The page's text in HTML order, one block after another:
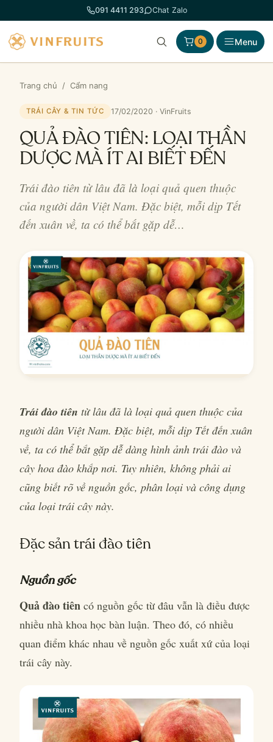
đến
phần
nội
dung
091 4411 293 Chat Zalo
0 Menu
Trang chủ / Cẩm nang
TRÁI CÂY & TIN TỨC 17/02/2020 · VinFruits
QUẢ ĐÀO TIÊN: LOẠI THẦN
DƯỢC MÀ ÍT AI BIẾT ĐẾN
Trái đào tiên từ lâu đã là loại quả quen thuộc
của người dân Việt Nam. Đặc biệt, mỗi dịp Tết
đến xuân về, ta có thể bắt gặp dễ…
Trái đào tiên từ lâu đã là loại quả quen thuộc của
người dân Việt Nam. Đặc biệt, mỗi dịp Tết đến xuân
về, ta có thể bắt gặp dễ dàng hình ảnh trái đào và
cây hoa đào khắp nơi. Tuy nhiên, không phải ai
cũng biết rõ về nguồn gốc, phân loại và công dụng
của loại trái cây này.
Đặc sản trái đào tiên
Nguồn gốc
Quả đào tiên có nguồn gốc từ đâu vẫn là điều được
nhiều nhà khoa học bàn luận. Theo đó, có nhiều
quan điểm khác nhau về nguồn gốc xuất xứ của loại
trái cây này.